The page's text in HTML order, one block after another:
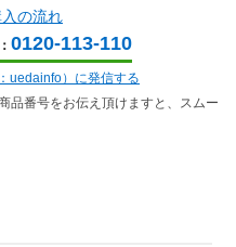
の流れ
0120-113-110
uedainfo）に発信する
品番号をお伝え頂けますと、スムー